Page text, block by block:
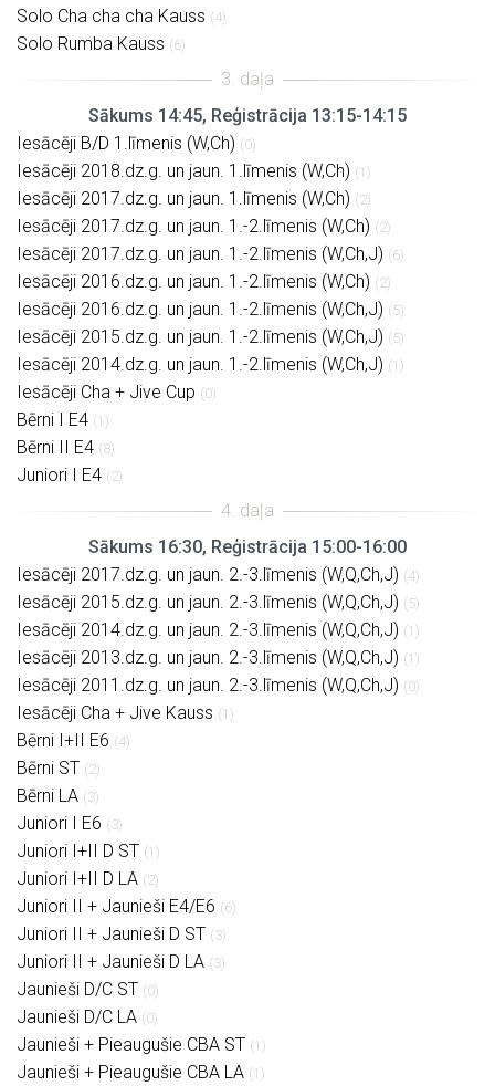
Solo Cha cha cha Kauss (4)
Solo Rumba Kauss (6)
Sākums 14:45, Reģistrācija 13:15-14:15
Iesācēji B/D 1.līmenis (W,Ch) (0)
Iesācēji 2018.dz.g. un jaun. 1.līmenis (W,Ch) (1)
Iesācēji 2017.dz.g. un jaun. 1.līmenis (W,Ch) (2)
Iesācēji 2017.dz.g. un jaun. 1.-2.līmenis (W,Ch) (2)
Iesācēji 2017.dz.g. un jaun. 1.-2.līmenis (W,Ch,J) (6)
Iesācēji 2016.dz.g. un jaun. 1.-2.līmenis (W,Ch) (2)
Iesācēji 2016.dz.g. un jaun. 1.-2.līmenis (W,Ch,J) (5)
Iesācēji 2015.dz.g. un jaun. 1.-2.līmenis (W,Ch,J) (5)
Iesācēji 2014.dz.g. un jaun. 1.-2.līmenis (W,Ch,J) (1)
Iesācēji Cha + Jive Cup (0)
Bērni I E4 (1)
Bērni II E4 (8)
Juniori I E4 (2)
Sākums 16:30, Reģistrācija 15:00-16:00
Iesācēji 2017.dz.g. un jaun. 2.-3.līmenis (W,Q,Ch,J) (4)
Iesācēji 2015.dz.g. un jaun. 2.-3.līmenis (W,Q,Ch,J) (5)
Iesācēji 2014.dz.g. un jaun. 2.-3.līmenis (W,Q,Ch,J) (1)
Iesācēji 2013.dz.g. un jaun. 2.-3.līmenis (W,Q,Ch,J) (1)
Iesācēji 2011.dz.g. un jaun. 2.-3.līmenis (W,Q,Ch,J) (0)
Iesācēji Cha + Jive Kauss (1)
Bērni I+II E6 (4)
Bērni ST (2)
Bērni LA (3)
Juniori I E6 (3)
Juniori I+II D ST (1)
Juniori I+II D LA (2)
Juniori II + Jaunieši E4/E6 (6)
Juniori II + Jaunieši D ST (3)
Juniori II + Jaunieši D LA (3)
Jaunieši D/C ST (0)
Jaunieši D/C LA (0)
Jaunieši + Pieaugušie CBA ST (1)
Jaunieši + Pieaugušie CBA LA (1)